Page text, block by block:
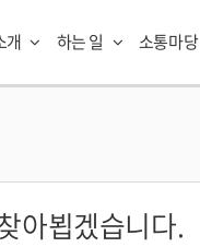
개 하는 일 소통마당
아뵙겠습니다.